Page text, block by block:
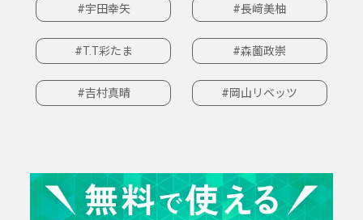
#宇田幸矢 #長﨑美柚
#T.T彩たま #森薗政崇
#吉村真晴 #岡山リベッツ